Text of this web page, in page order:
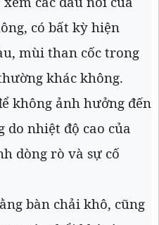
có bất kỳ hiện
mùi than cốc trong
khác không.
không ảnh hưởng đến
nhiệt độ cao của
dòng rò và sự cố
bàn chải khô, cũng